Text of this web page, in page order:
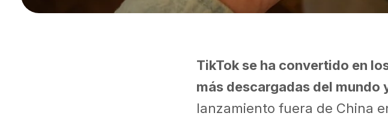
TikTok se ha convertido en
más descargadas del mundo
lanzamiento fuera de China